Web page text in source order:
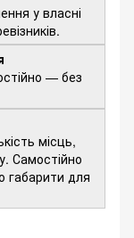
у власні
— без
місць,
Самостійно
габарити для